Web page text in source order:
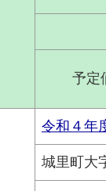
予定
令和４年
城里町大